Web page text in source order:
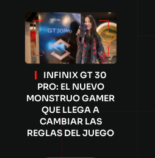
INFINIX GT 30
PRO: EL NUEVO
MONSTRUO GAMER
QUE LLEGA A
CAMBIAR LAS
REGLAS DEL JUEGO